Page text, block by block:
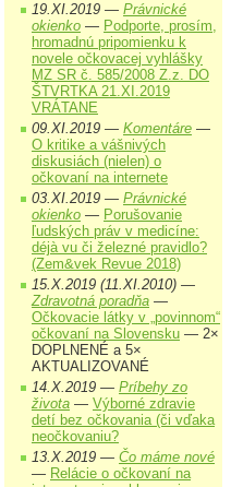
19.XI.2019 — Právnické
okienko — Podporte, prosím,
hromadnú pripomienku k
novele očkovacej vyhlášky
MZ SR č. 585/2008 Z.z. DO
ŠTVRTKA 21.XI.2019
VRÁTANE
09.XI.2019 — Komentáre —
O kritike a vášnivých
diskusiách (nielen) o
očkovaní na internete
03.XI.2019 — Právnické
okienko — Porušovanie
ľudských práv v medicíne:
déjà vu či železné pravidlo?
(Zem&vek Revue 2018)
15.X.2019 (11.XI.2010) —
Zdravotná poradňa —
Očkovacie látky v „povinnom“
očkovaní na Slovensku — 2×
DOPLNENÉ a 5×
AKTUALIZOVANÉ
14.X.2019 — Príbehy zo
života — Výborné zdravie
detí bez očkovania (či vďaka
neočkovaniu?
13.X.2019 — Čo máme nové
— Relácie o očkovaní na